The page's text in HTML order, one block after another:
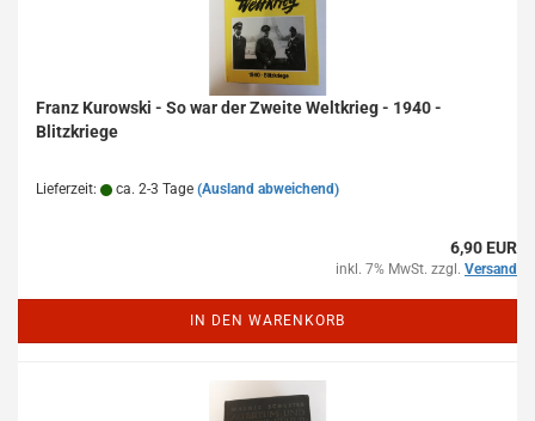
Franz Kurowski - So war der Zweite Weltkrieg - 1940 -
Blitzkriege
Lieferzeit: ca. 2-3 Tage (Ausland abweichend)
6,90 EUR
inkl. 7% MwSt. zzgl. Versand
IN DEN WARENKORB